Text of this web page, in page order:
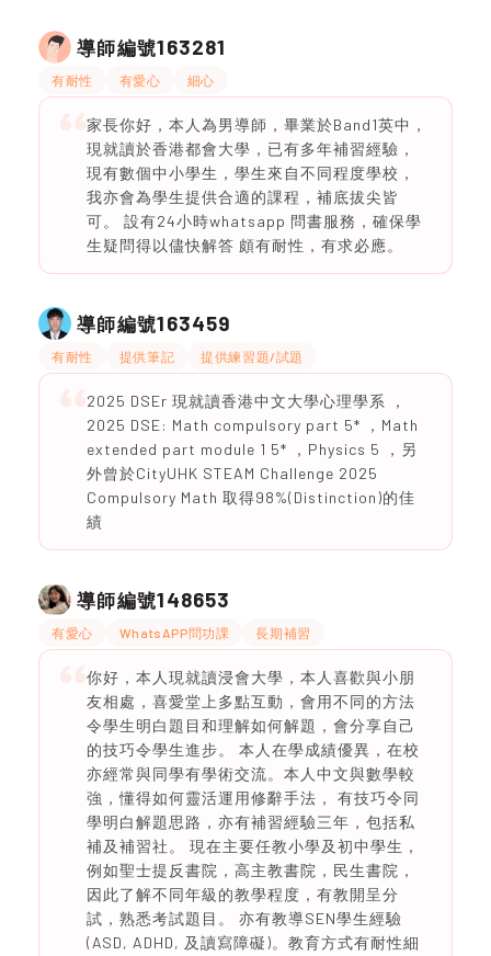
導師編號163281
有耐性 有愛心 細心
家長你好，本人為男導師，畢業於Band1英中，
現就讀於香港都會大學，已有多年補習經驗，
現有數個中小學生，學生來自不同程度學校，
我亦會為學生提供合適的課程，補底拔尖皆
可。 設有24小時whatsapp 問書服務，確保學
生疑問得以儘快解答 頗有耐性，有求必應。
導師編號163459
有耐性 提供筆記 提供練習題/試題
2025 DSEr 現就讀香港中文大學心理學系 ，
2025 DSE: Math compulsory part 5* ，Math
extended part module 1 5* ，Physics 5 ，另
外曾於CityUHK STEAM Challenge 2025
Compulsory Math 取得98%(Distinction)的佳
績
導師編號148653
有愛心 WhatsAPP問功課 長期補習
你好，本人現就讀浸會大學，本人喜歡與小朋
友相處，喜愛堂上多點互動，會用不同的方法
令學生明白題目和理解如何解題，會分享自己
的技巧令學生進步。 本人在學成績優異，在校
亦經常與同學有學術交流。本人中文與數學較
強，懂得如何靈活運用修辭手法， 有技巧令同
學明白解題思路，亦有補習經驗三年，包括私
補及補習社。 現在主要任教小學及初中學生，
例如聖士提反書院，高主教書院，民生書院，
因此了解不同年級的教學程度，有教開呈分
試，熟悉考試題目。 亦有教導SEN學生經驗
(ASD, ADHD, 及讀寫障礙)。教育方式有耐性細